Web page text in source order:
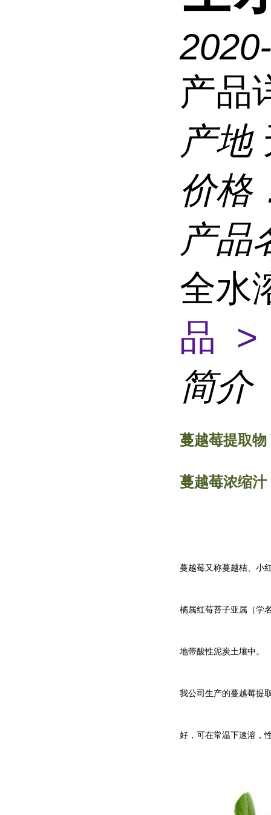
产品
产地
价格
产品
全水
品 >
简介
蔓越莓提取物
蔓越莓浓缩汁
蔓越莓又称蔓越桔、小
橘属红莓苔子亚属（学
地带酸性泥炭土壤中。
我公司生产的蔓越莓提
好，可在常温下速溶，